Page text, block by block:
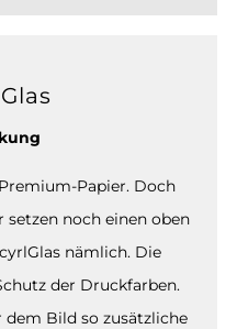
Papier. Doch
noch einen oben
nämlich. Die
der Druckfarben.
Bild so zusätzliche